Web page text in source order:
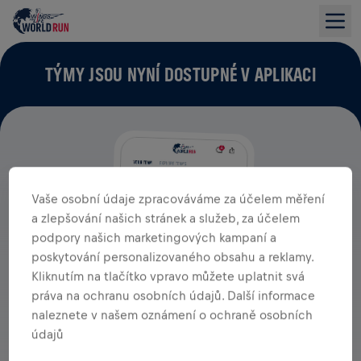
TÝMY JSOU NYNÍ DOSTUPNÉ V APLIKACI
Vaše osobní údaje zpracováváme za účelem měření
a zlepšování našich stránek a služeb, za účelem
podpory našich marketingových kampaní a
poskytování personalizovaného obsahu a reklamy.
Kliknutím na tlačítko vpravo můžete uplatnit svá
práva na ochranu osobních údajů. Další informace
naleznete v našem oznámení o ochraně osobních
údajů